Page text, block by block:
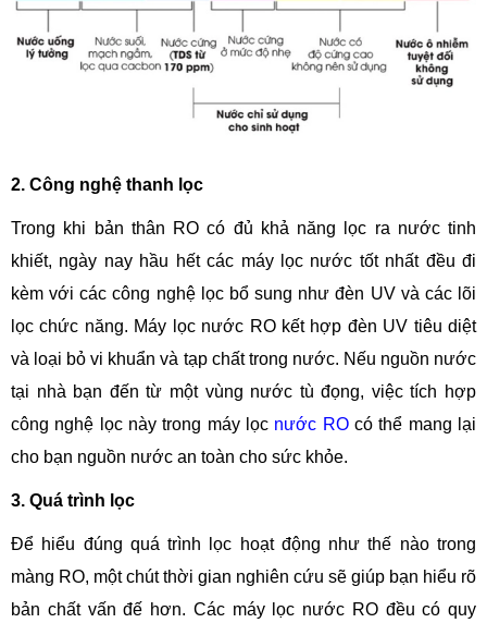
2. Công nghệ thanh lọc
Trong khi bản thân RO có đủ khả năng lọc ra nước tinh
khiết, ngày nay hầu hết các máy lọc nước tốt nhất đều đi
kèm với các công nghệ lọc bổ sung như đèn UV và các lõi
lọc chức năng. Máy lọc nước RO kết hợp đèn UV tiêu diệt
và loại bỏ vi khuẩn và tạp chất trong nước. Nếu nguồn nước
tại nhà bạn đến từ một vùng nước tù đọng, việc tích hợp
công nghệ lọc này trong máy lọc nước ROcó thể mang lại
cho bạn nguồn nước an toàn cho sức khỏe.
3. Quá trình lọc
Để hiểu đúng quá trình lọc hoạt động như thế nào trong
màng RO, một chút thời gian nghiên cứu sẽ giúp bạn hiểu rõ
bản chất vấn đế hơn. Các máy lọc nước RO đều có quy